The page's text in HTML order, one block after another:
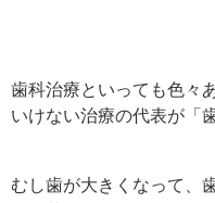
歯科治療といっても色々
いけない治療の代表が「
むし歯が大きくなって、